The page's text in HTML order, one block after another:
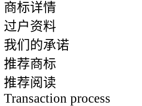
商标详情
过户资料
我们的承诺
推荐商标
推荐阅读
Transaction process